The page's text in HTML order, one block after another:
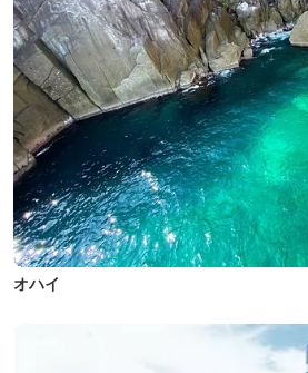
オハイ